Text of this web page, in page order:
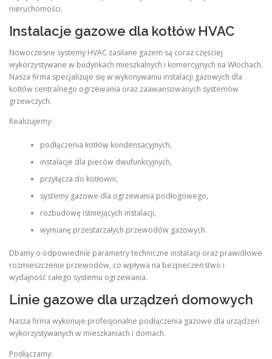
nieruchomości.
Instalacje gazowe dla kotłów HVAC
Nowoczesne systemy HVAC zasilane gazem są coraz częściej
wykorzystywane w budynkach mieszkalnych i komercyjnych na Włochach.
Nasza firma specjalizuje się w wykonywaniu instalacji gazowych dla
kotłów centralnego ogrzewania oraz zaawansowanych systemów
grzewczych.
Realizujemy:
podłączenia kotłów kondensacyjnych,
instalacje dla pieców dwufunkcyjnych,
przyłącza do kotłowni,
systemy gazowe dla ogrzewania podłogowego,
rozbudowę istniejących instalacji,
wymianę przestarzałych przewodów gazowych.
Dbamy o odpowiednie parametry techniczne instalacji oraz prawidłowe
rozmieszczenie przewodów, co wpływa na bezpieczeństwo i
wydajność całego systemu ogrzewania.
Linie gazowe dla urządzeń domowych
Nasza firma wykonuje profesjonalne podłączenia gazowe dla urządzeń
wykorzystywanych w mieszkaniach i domach.
Podłączamy: